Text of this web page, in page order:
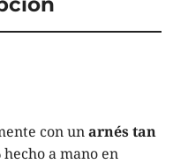
con unarnés tan
hecho a mano en